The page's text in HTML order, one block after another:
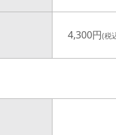
4,300円(税
3,000円(税
4,000円(税